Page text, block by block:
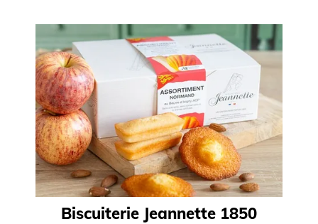
Biscuiterie Jeannette 1850